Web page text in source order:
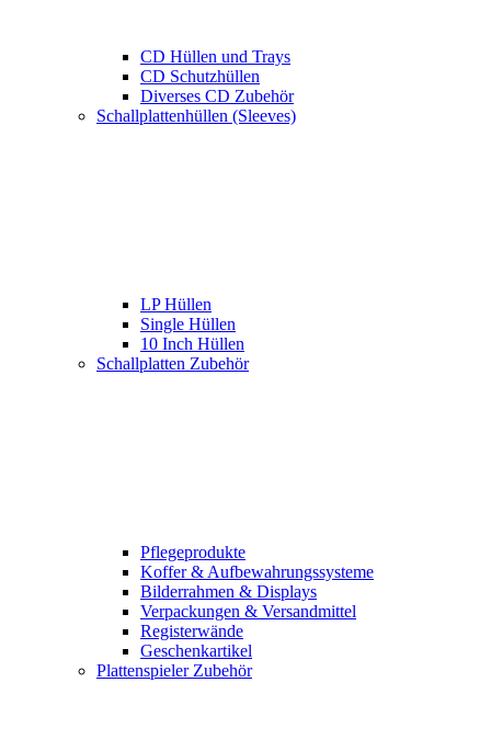
CD Hüllen und Trays
CD Schutzhüllen
Diverses CD Zubehör
Schallplattenhüllen (Sleeves)
LP Hüllen
Single Hüllen
10 Inch Hüllen
Schallplatten Zubehör
Pflegeprodukte
Koffer & Aufbewahrungssysteme
Bilderrahmen & Displays
Verpackungen & Versandmittel
Registerwände
Geschenkartikel
Plattenspieler Zubehör